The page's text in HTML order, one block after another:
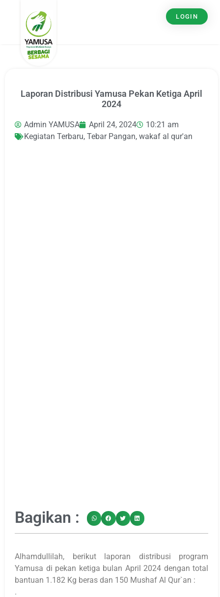
LOGIN
Laporan Distribusi Yamusa Pekan Ketiga April
2024
Admin YAMUSA April 24, 2024
10:21 am
Kegiatan Terbaru, Tebar Pangan, wakaf al qur'an
Bagikan :
Alhamdullilah, berikut laporan distribusi program
Yamusa di pekan ketiga bulan April 2024 dengan total
bantuan 1.182 Kg beras dan 150 Mushaf Al Qur`an :
.